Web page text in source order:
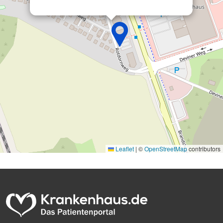
Leaflet | ©OpenStreetMapcontributors
Informationen identifizieren
Nicht-IAB-Verarbeitungszwecke:
Notwendig